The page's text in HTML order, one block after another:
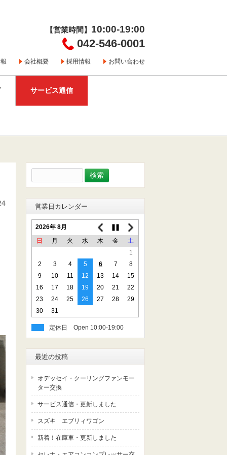
【営業時間】 10:00-19:00
042-546-0001
会社概要 採用情報 お問い合わせ
サービス通信
索:
営業日カレンダー
2026年 8月
日
月 火 水 木 金
土
1
2
3 4 5 6 7
8
9
10 11 12 13 14
15
16
17 18 19 20 21
22
23
24 25 26 27 28
29
30
31
定休日
最近の投稿
オデッセイ・クーリングファンモー
ター交換
サービス通信・更新しました
スズキ エブリィワゴン
新着！在庫車・更新しました